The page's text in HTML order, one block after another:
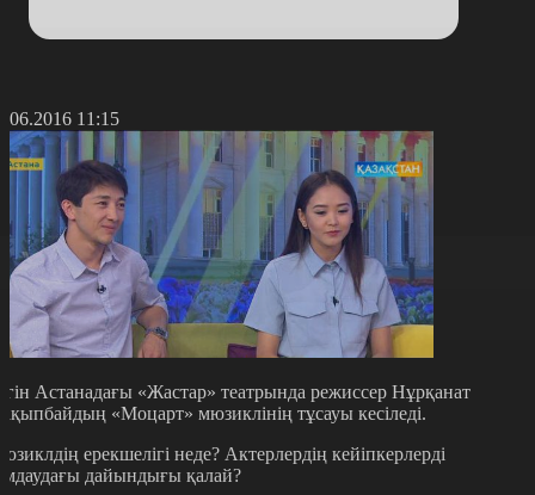
11:15
Астанадағы «Жастар» театрында режиссер Нұрқанат
«Моцарт» мюзиклінің тұсауы кесіледі.
ерекшелігі неде? Актерлердің кейіпкерлерді
дайындығы қалай?